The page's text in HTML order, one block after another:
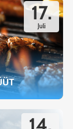
17.
Juli